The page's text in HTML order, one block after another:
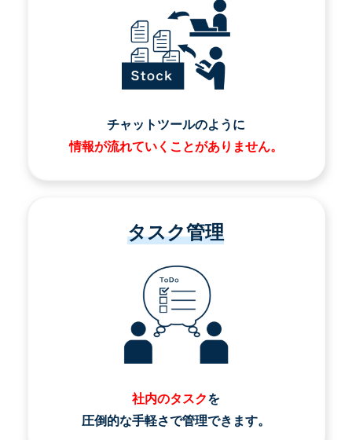
チャットツールのように
情報が流れていくことがありません。
タスク管理
社内のタスクを
圧倒的な手軽さで管理できます。